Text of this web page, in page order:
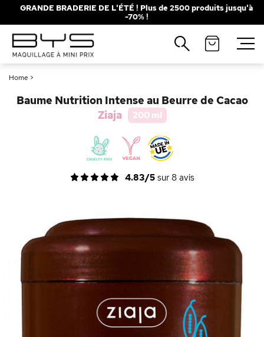
GRANDE BRADERIE DE L'ÉTÉ ! Plus de 2500 produits jusqu'à
-70% !
Home >
Baume Nutrition Intense au Beurre de Cacao
Ziaja
200 ml
4.83/5sur 8avis
Fermer
Recherches populaires
Rouge à Lèvres